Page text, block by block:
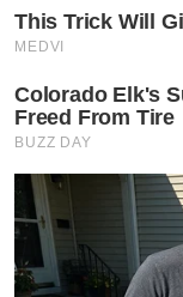
This Trick Will
MEDVI
Colorado Elk's
Freed From Tire
BUZZ DAY